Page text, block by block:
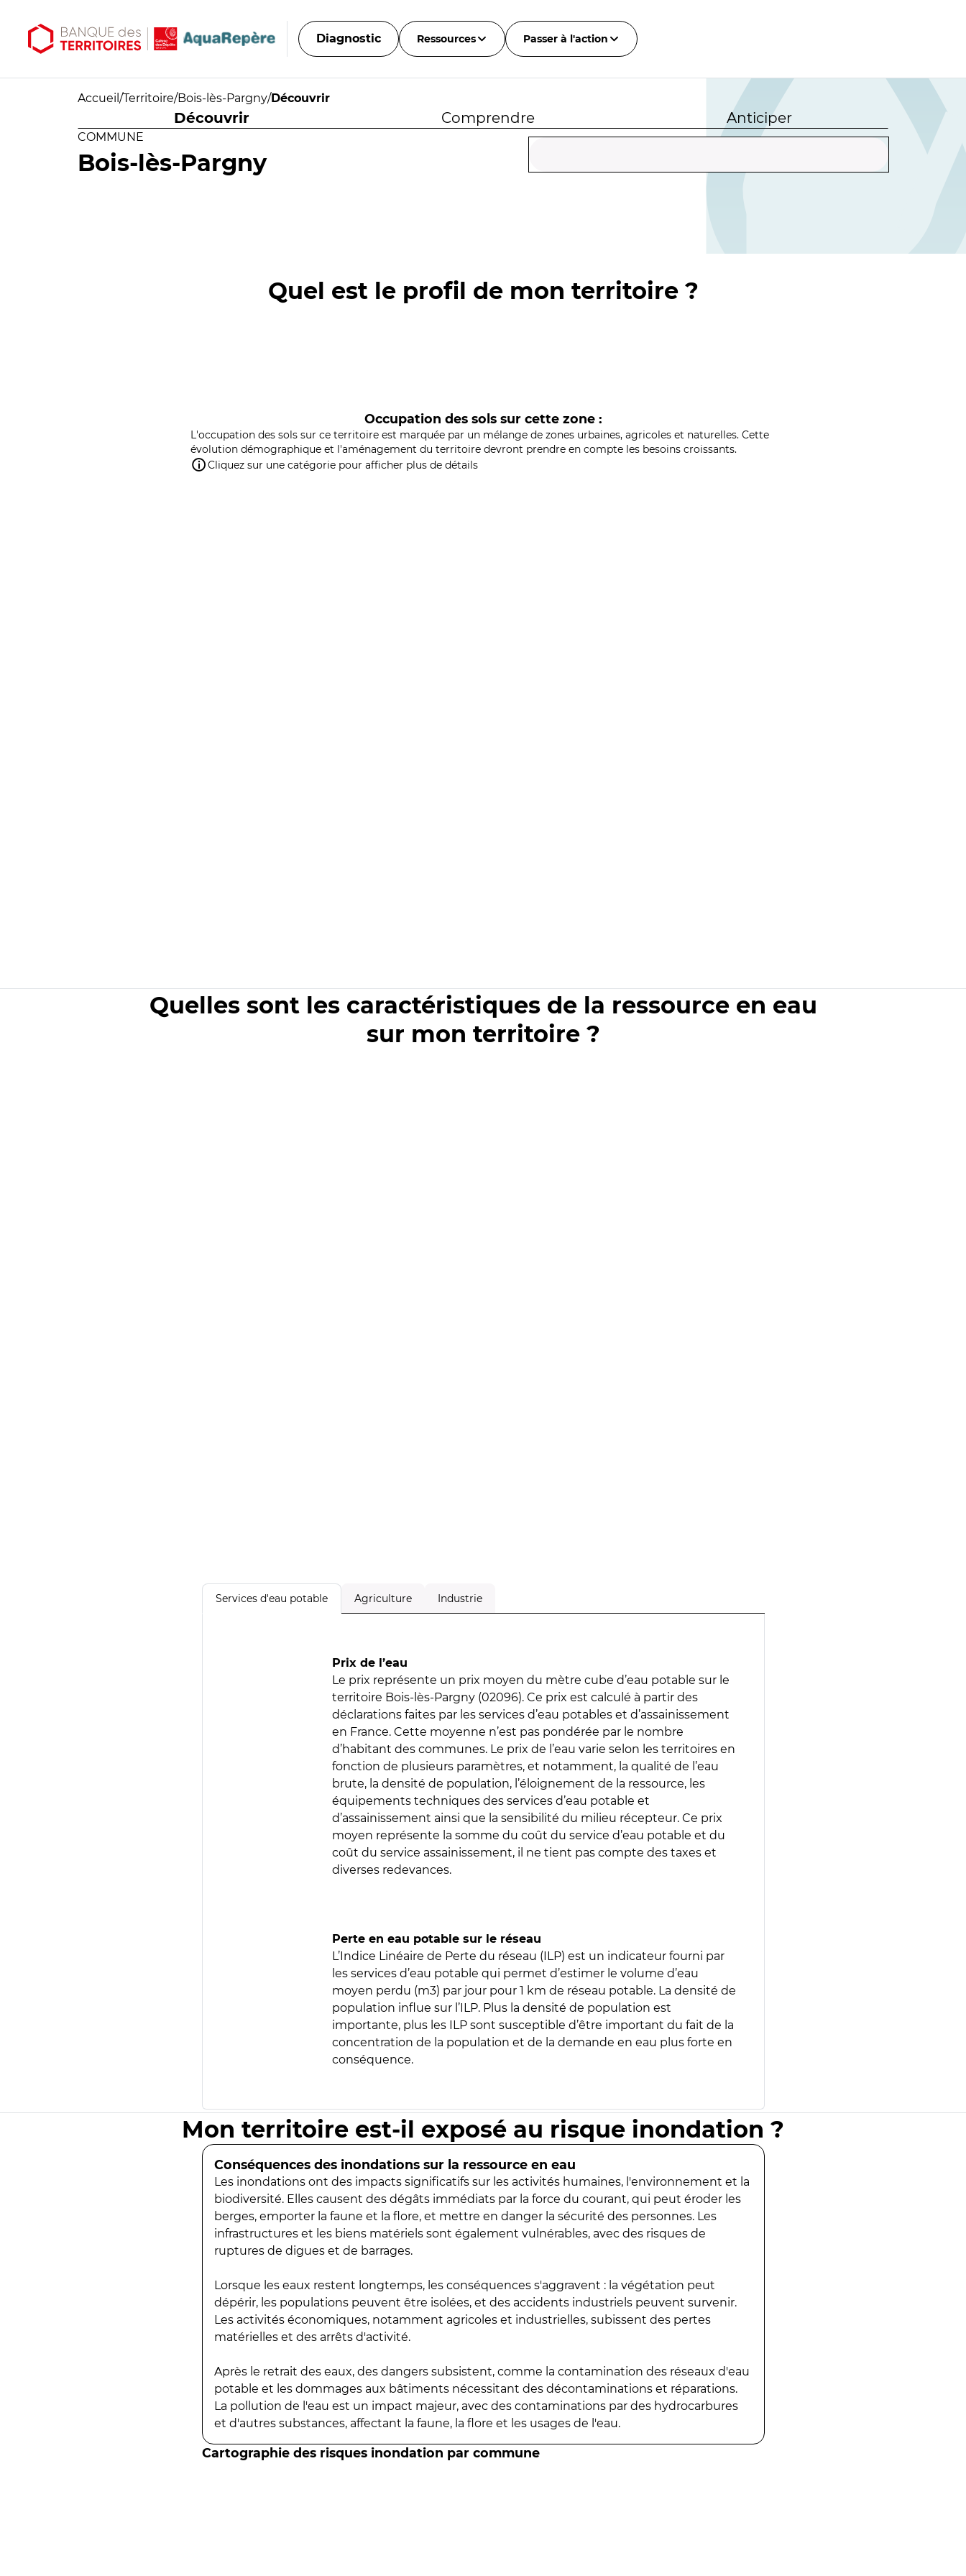
Diagnostic Ressources Passer à l'action
Accueil /Territoire/Bois-lès-Pargny/Découvrir
Découvrir Comprendre Anticiper
COMMUNE
Bois-lès-Pargny
Quel est le profil de mon territoire ?
Occupation des sols sur cette zone :
L'occupation des sols sur ce territoire est marquée par un mélange de zones urbaines, agricoles et naturelles. Cette
évolution démographique et l'aménagement du territoire devront prendre en compte les besoins croissants.
Cliquez sur une catégorie pour afficher plus de détails
Quelles sont les caractéristiques de la ressource en eau
sur mon territoire ?
Services d'eau potable Agriculture Industrie
Prix de l’eau
Le prix représente un prix moyen du mètre cube d’eau potable sur le
territoire Bois-lès-Pargny (02096). Ce prix est calculé à partir des
déclarations faites par les services d’eau potables et d’assainissement
en France. Cette moyenne n’est pas pondérée par le nombre
d’habitant des communes. Le prix de l’eau varie selon les territoires en
fonction de plusieurs paramètres, et notamment, la qualité de l’eau
brute, la densité de population, l’éloignement de la ressource, les
équipements techniques des services d’eau potable et
d’assainissement ainsi que la sensibilité du milieu récepteur. Ce prix
moyen représente la somme du coût du service d’eau potable et du
coût du service assainissement, il ne tient pas compte des taxes et
diverses redevances.
Perte en eau potable sur le réseau
L’Indice Linéaire de Perte du réseau (ILP) est un indicateur fourni par
les services d’eau potable qui permet d’estimer le volume d’eau
moyen perdu (m3) par jour pour 1 km de réseau potable. La densité de
population influe sur l’ILP. Plus la densité de population est
importante, plus les ILP sont susceptible d’être important du fait de la
concentration de la population et de la demande en eau plus forte en
conséquence.
Mon territoire est-il exposé au risque inondation ?
Conséquences des inondations sur la ressource en eau
Les inondations ont des impacts significatifs sur les activités humaines, l'environnement et la
biodiversité. Elles causent des dégâts immédiats par la force du courant, qui peut éroder les
berges, emporter la faune et la flore, et mettre en danger la sécurité des personnes. Les
infrastructures et les biens matériels sont également vulnérables, avec des risques de
ruptures de digues et de barrages.
Lorsque les eaux restent longtemps, les conséquences s'aggravent : la végétation peut
dépérir, les populations peuvent être isolées, et des accidents industriels peuvent survenir.
Les activités économiques, notamment agricoles et industrielles, subissent des pertes
matérielles et des arrêts d'activité.
Après le retrait des eaux, des dangers subsistent, comme la contamination des réseaux d'eau
potable et les dommages aux bâtiments nécessitant des décontaminations et réparations.
La pollution de l'eau est un impact majeur, avec des contaminations par des hydrocarbures
et d'autres substances, affectant la faune, la flore et les usages de l'eau.
Cartographie des risques inondation par commune